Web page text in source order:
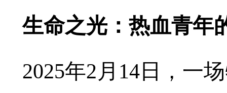
生命之光：热血青年
2025年2月14日，一